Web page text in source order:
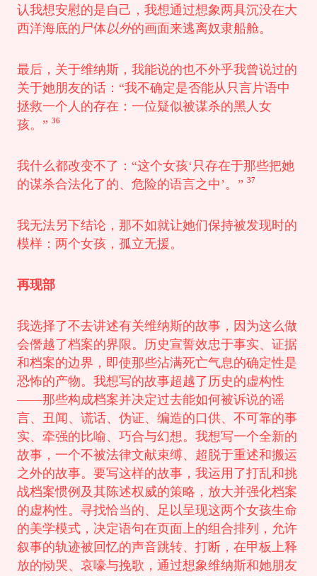
认我想安慰的是自己，我想通过想象两具沉没在大
西洋海底的尸体以外的画面来逃离奴隶船舱。
最后，关于维纳斯，我能说的也不外乎我曾说过的
关于她朋友的话：“我不确定是否能从只言片语中
拯救一个人的存在：一位疑似被谋杀的黑人女
孩。” 36
我什么都改变不了：“这个女孩‘只存在于那些把她
的谋杀合法化了的、危险的语言之中’。” 37
我无法另下结论，那不如就让她们保持被发现时的
模样：两个女孩，孤立无援。
再现部
我选择了不去讲述有关维纳斯的故事，因为这么做
会僭越了档案的界限。历史宣誓效忠于事实、证据
和档案的边界，即使那些沾满死亡气息的确定性是
恐怖的产物。我想写的故事超越了历史的虚构性
——那些构成档案并决定过去能如何被诉说的谣
言、丑闻、谎话、伪证、编造的口供、不可靠的事
实、牵强的比喻、巧合与幻想。我想写一个全新的
故事，一个不被法律文献束缚、超脱于重述和搬运
之外的故事。要写这样的故事，我运用了打乱和挑
战档案惯例及其陈述权威的策略，放大并强化档案
的虚构性。寻找恰当的、足以呈现这两个女孩生命
的美学模式，决定语句在页面上的组合排列，允许
叙事的轨迹被回忆的声音跳转、打断，在甲板上释
放的恸哭、哀嚎与挽歌，通过想象维纳斯和她朋友